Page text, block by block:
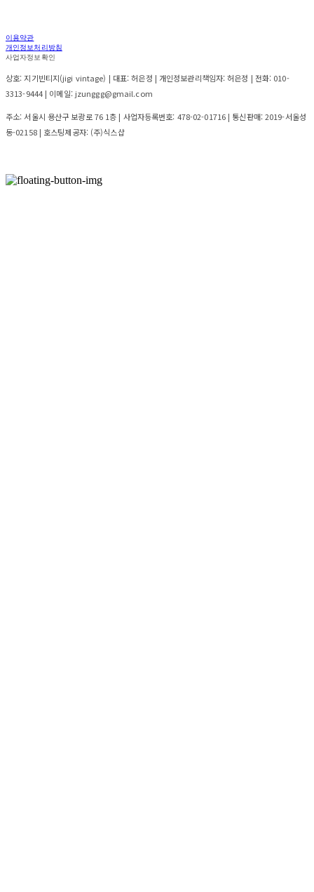
이용약관
개인정보처리방침
사업자정보확인
상호: 지기빈티지(jigi vintage) | 대표: 허은정 | 개인정보관리책임자: 허은정 | 전화: 010-
3313-9444 | 이메일: jzunggg@gmail.com
주소: 서울시 용산구 보광로 76 1층 | 사업자등록번호: 478-02-01716| 통신판매:2019-서울성
동-02158| 호스팅제공자: (주)식스샵